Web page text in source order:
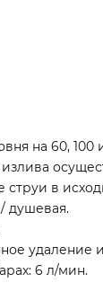
на 60, 100
в
душевая.
удаление
6 л/мин.